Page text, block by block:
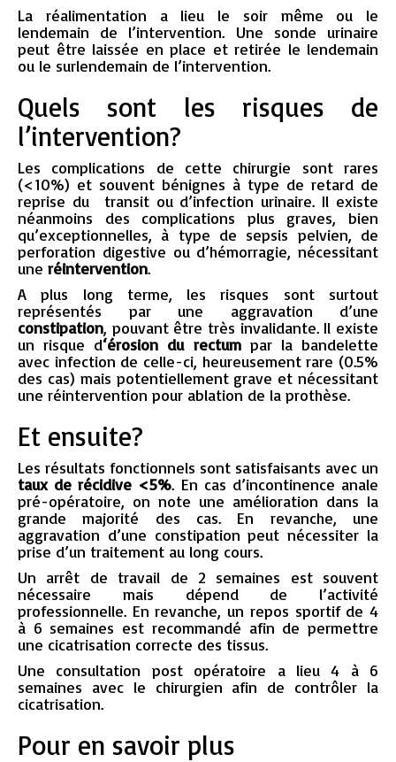
La réalimentation a lieu le soir même ou le
lendemain de l’intervention. Une sonde urinaire
peut être laissée en place et retirée le lendemain
ou le surlendemain de l’intervention.
Quels sont les risques de
l’intervention?
Les complications de cette chirurgie sont rares
(<10%) et souvent bénignes à type de retard de
reprise du transit ou d’infection urinaire. Il existe
néanmoins des complications plus graves, bien
qu’exceptionnelles, à type de sepsis pelvien, de
perforation digestive ou d’hémorragie, nécessitant
une réintervention.
A plus long terme, les risques sont surtout
représentés par une aggravation d’une
constipation, pouvant être très invalidante. Il existe
un risque d‘érosion du rectumpar la bandelette
avec infection de celle-ci, heureusement rare (0.5%
des cas) mais potentiellement grave et nécessitant
une réintervention pour ablation de la prothèse.
Et ensuite?
Les résultats fonctionnels sont satisfaisants avec un
taux de récidive <5%. En cas d’incontinence anale
pré-opératoire, on note une amélioration dans la
grande majorité des cas. En revanche, une
aggravation d’une constipation peut nécessiter la
prise d’un traitement au long cours.
Un arrêt de travail de 2 semaines est souvent
nécessaire mais dépend de l’activité
professionnelle. En revanche, un repos sportif de 4
à 6 semaines est recommandé afin de permettre
une cicatrisation correcte des tissus.
Une consultation post opératoire a lieu 4 à 6
semaines avec le chirurgien afin de contrôler la
cicatrisation.
Pour en savoir plus